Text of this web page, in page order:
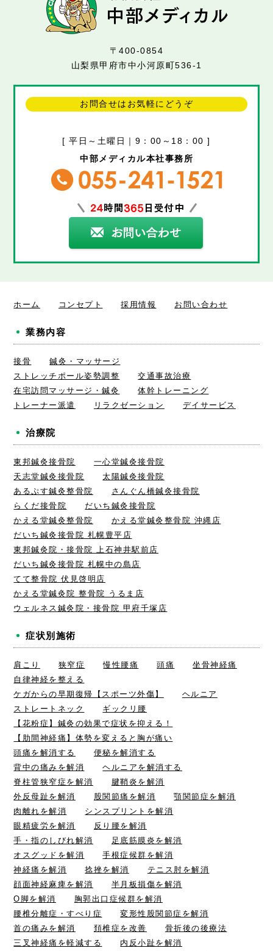
〒400-0854
山梨県甲府市中小河原町536-1
お問合せはお気軽にどうぞ
[ 平日～土曜日｜9：00～18：00 ]
中部メディカル本社事務所
ホーム コンセプト 採用情報 お問い合わせ
業務内容
接骨
鍼灸・マッサージ
ストレッチポール姿勢調整
交通事故治療
在宅訪問マッサージ・鍼灸
体幹トレーニング
トレーナー派遣
リラクゼーション デイサービス
治療院
東邦鍼灸接骨院
一心堂鍼灸接骨院
天志堂鍼灸接骨院
太陽鍼灸接骨院
あるぷす鍼灸整骨院
さんぐん橋鍼灸接骨院
らくだ接骨院
だいち鍼灸接骨院
かえる堂鍼灸整骨院
かえる堂鍼灸整骨院 沖縄店
だいち鍼灸接骨院 札幌豊平店
東邦鍼灸院・接骨院 上石神井駅前店
だいち鍼灸接骨院 札幌中の島店
てて整骨院 伏見啓明店
かえる堂鍼灸院 整骨院 うるま店
ウェルネス鍼灸院・接骨院 甲府千塚店
症状別施術
肩こり 狭窄症 慢性腰痛 頭痛
坐骨神経痛
自律神経を整える
ケガからの早期復帰【スポーツ外傷】
ヘルニア
ストレートネック
ギックリ腰
【花粉症】鍼灸の効果で症状を抑える！
【肋間神経痛】体勢を変えると胸が痛い
頭痛を解消する
便秘を解消する
背中の痛みを解消
ヘルニアを解消する
脊柱管狭窄症を解消
腱鞘炎を解消
外反母趾を解消
股関節痛を解消
顎関節症を解消
肉離れを解消
シンスプリントを解消
眼精疲労を解消
反り腰を解消
手・指のしびれ解消
足底筋膜炎を解消
オスグッドを解消
手根症候群を解消
神経痛を解消
捻挫を解消
テニス肘を解消
顔面神経麻痺を解消
半月板損傷を解消
O脚を解消
胸郭出口症候群を解消
腰椎分離症・すべり症
変形性股関節症を解消
首の痛みを解消
頚椎症を改善
骨折後の後療法
三叉神経痛を軽減する
内反小趾を解消